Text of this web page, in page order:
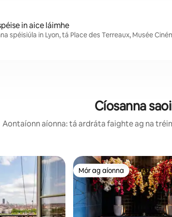
in aice láimhe
spéisiúla in Lyon, tá Place des Terreaux, Musée
Cíosanna
Aontaíonn aíonna: tá ardráta faighte ag na
Mór ag aíonna
Mór ag aíonna